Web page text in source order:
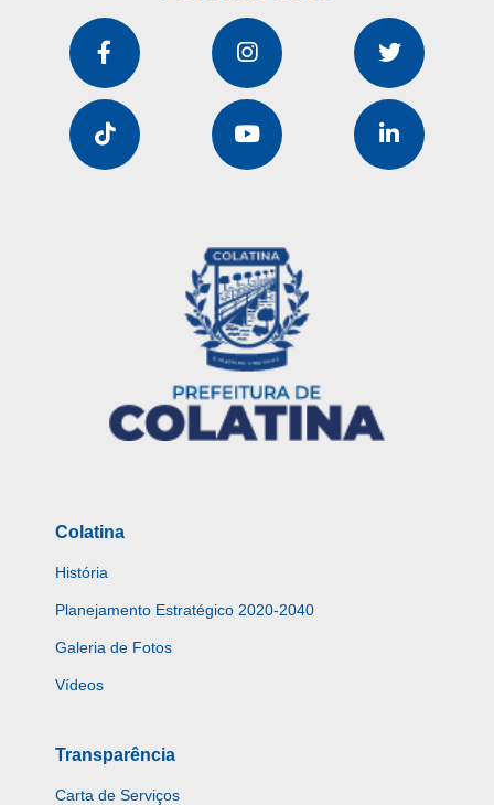
Colatina
História
Planejamento Estratégico 2020-2040
Galeria de Fotos
Vídeos
Transparência
Carta de Serviços